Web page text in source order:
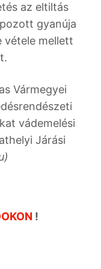
az eltiltás
gyanúja
vétele mellett
Vármegyei
vádemelési
Járási
!